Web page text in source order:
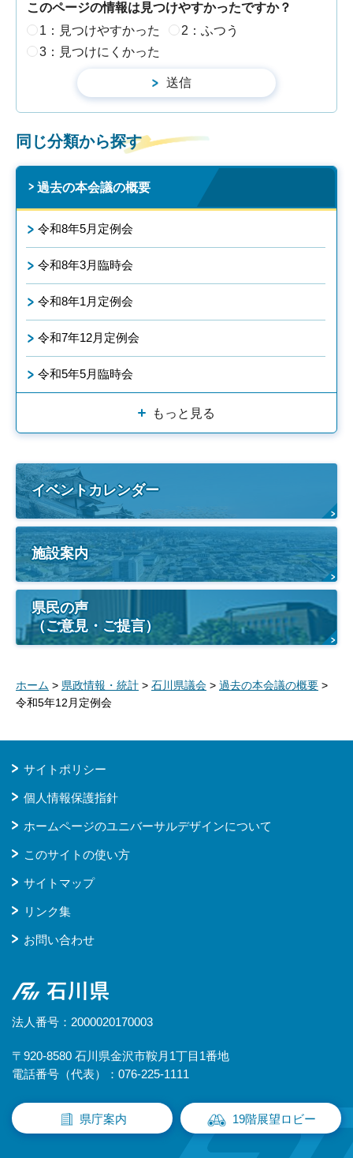
このページの情報は見つけやすかったですか？
1：見つけやすかった
2：ふつう
3：見つけにくかった
同じ分類から探す
過去の本会議の概要
令和8年5月定例会
令和8年3月臨時会
令和8年1月定例会
令和7年12月定例会
令和5年5月臨時会
もっと見る
イベントカレンダー
施設案内
県民の声
（ご意見・ご提言）
ホーム > 県政情報・統計 > 石川県議会 > 過去の本会議の概要 >
令和5年12月定例会
サイトポリシー
個人情報保護指針
ホームページのユニバーサルデザインについて
このサイトの使い方
サイトマップ
リンク集
お問い合わせ
石川県
法人番号：2000020170003
〒920-8580 石川県金沢市鞍月1丁目1番地
電話番号（代表）：076-225-1111
県庁案内 19階展望ロビー